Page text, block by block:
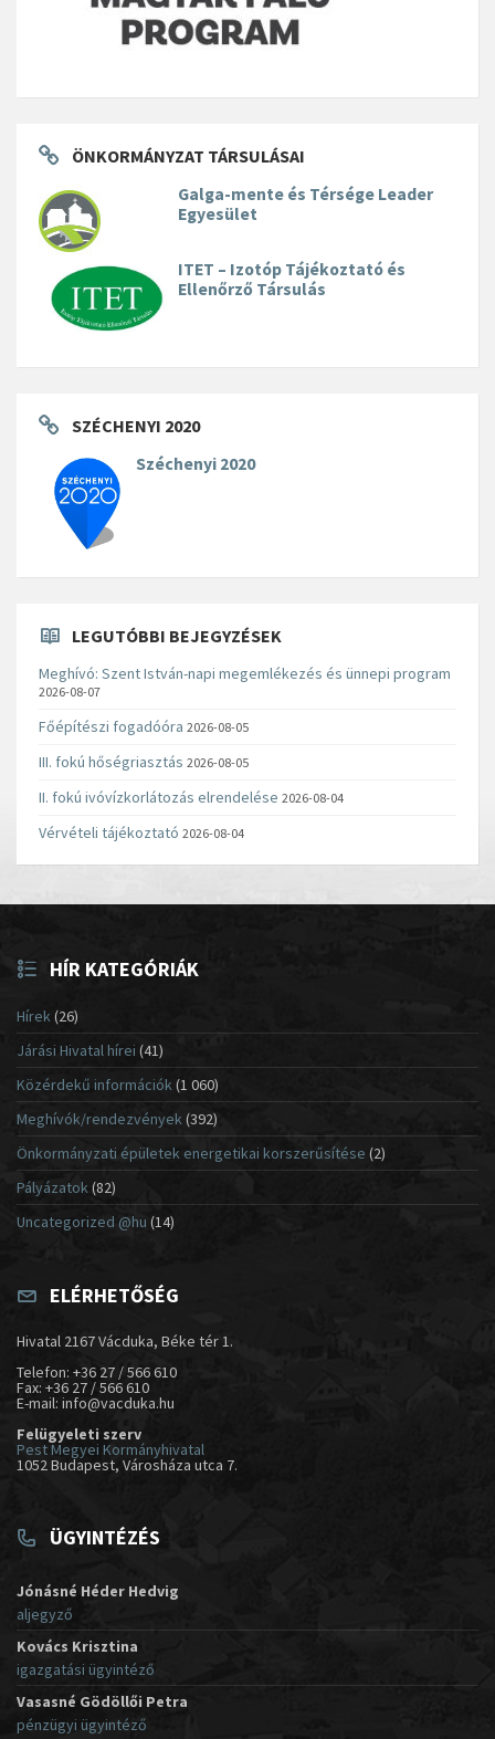
ÖNKORMÁNYZAT TÁRSULÁSAI
Galga-mente és Térsége Leader
Egyesület
ITET – Izotóp Tájékoztató és
Ellenőrző Társulás
SZÉCHENYI 2020
Széchenyi 2020
LEGUTÓBBI BEJEGYZÉSEK
Meghívó: Szent István-napi megemlékezés és ünnepi program
2026-08-07
Főépítészi fogadóóra 2026-08-05
III. fokú hőségriasztás 2026-08-05
II. fokú ivóvízkorlátozás elrendelése 2026-08-04
Vérvételi tájékoztató 2026-08-04
HÍR KATEGÓRIÁK
Hírek(26)
Járási Hivatal hírei (41)
Közérdekű információk(1 060)
Meghívók/rendezvények (392)
Önkormányzati épületek energetikai korszerűsítése (2)
Pályázatok (82)
Uncategorized @hu (14)
ELÉRHETŐSÉG
Hivatal 2167 Vácduka, Béke tér 1.
Telefon: +36 27 / 566 610
Fax: +36 27 / 566 610
E-mail: info@vacduka.hu
Felügyeleti szerv
Pest Megyei Kormányhivatal
1052 Budapest, Városháza utca 7.
ÜGYINTÉZÉS
Jónásné Héder Hedvig
aljegyző
Kovács Krisztina
igazgatási ügyintéző
Vasasné Gödöllői Petra
pénzügyi ügyintéző